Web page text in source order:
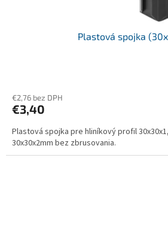
Plastová spojka
€2,76 bez DPH
€3,40
Plastová spojka pre hliníkový profil
30x30x2mm bez zbrusovania.